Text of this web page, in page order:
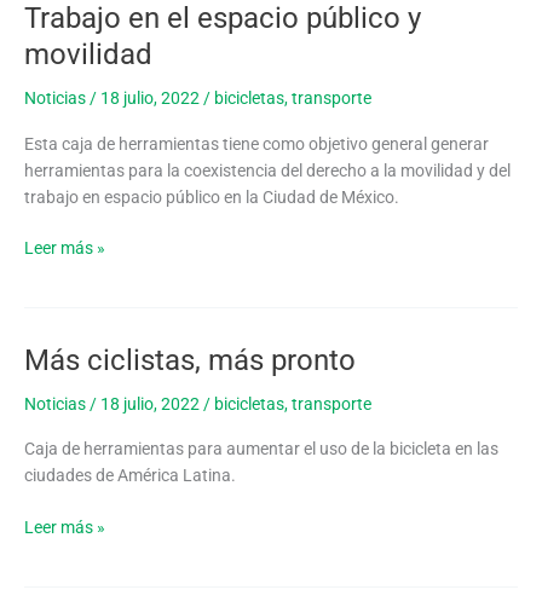
Trabajo en el espacio público y
movilidad
Noticias / 18 julio, 2022 / bicicletas,transporte
Esta caja de herramientas tiene como objetivo general generar
herramientas para la coexistencia del derecho a la movilidad y del
trabajo en espacio público en la Ciudad de México.
Trabajo
el
espacio
y
movilidad
Leer más »
Más ciclistas, más pronto
Noticias / 18 julio, 2022 / bicicletas,transporte
Caja de herramientas para aumentar el uso de la bicicleta en las
ciudades de América Latina.
Más
más
Leer más »